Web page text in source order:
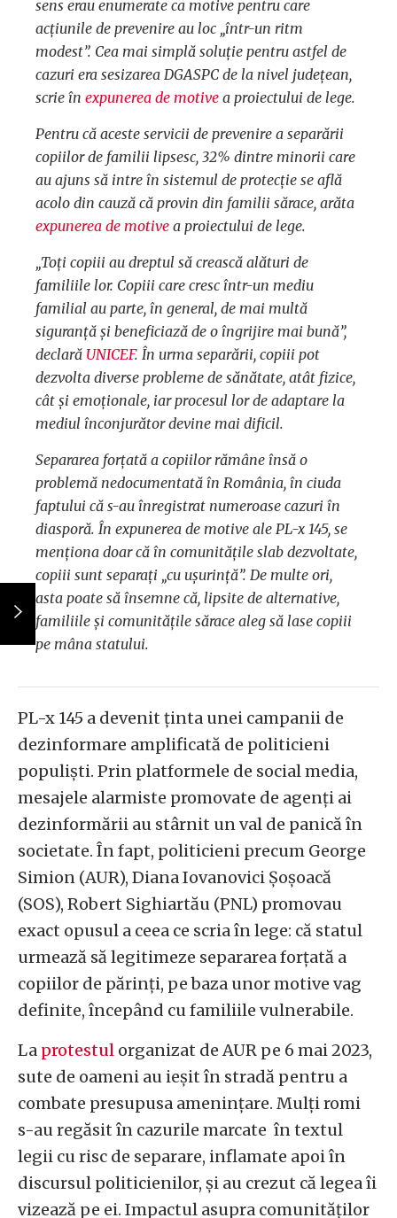
sens erau enumerate ca motive pentru care
acțiunile de prevenire au loc „într-un ritm
modest”. Cea mai simplă soluție pentru astfel de
cazuri era sesizarea DGASPC de la nivel județean,
scrie în expunerea de motive a proiectului de lege.
Pentru că aceste servicii de prevenire a separării
copiilor de familii lipsesc, 32% dintre minorii care
au ajuns să intre în sistemul de protecție se află
acolo din cauză că provin din familii sărace, arăta
expunerea de motive a proiectului de lege.
„Toți copiii au dreptul să crească alături de
familiile lor. Copiii care cresc într-un mediu
familial au parte, în general, de mai multă
siguranță și beneficiază de o îngrijire mai bună”,
declară UNICEF. În urma separării, copiii pot
dezvolta diverse probleme de sănătate, atât fizice,
cât și emoționale, iar procesul lor de adaptare la
mediul înconjurător devine mai dificil.
Separarea forțată a copiilor rămâne însă o
problemă nedocumentată în România, în ciuda
faptului că s-au înregistrat numeroase cazuri în
diasporă. În expunerea de motive ale PL-x 145, se
menționa doar că în comunitățile slab dezvoltate,
copiii sunt separați „cu ușurință”. De multe ori,
asta poate să însemne că, lipsite de alternative,
familiile și comunitățile sărace aleg să lase copiii
pe mâna statului.
PL-x 145 a devenit ținta unei campanii de
dezinformare amplificată de politicieni
populiști. Prin platformele de social media,
mesajele alarmiste promovate de agenți ai
dezinformării au stârnit un val de panică în
societate. În fapt, politicieni precum George
Simion (AUR), Diana Iovanovici Șoșoacă
(SOS), Robert Sighiartău (PNL) promovau
exact opusul a ceea ce scria în lege: că statul
urmează să legitimeze separarea forțată a
copiilor de părinți, pe baza unor motive vag
definite, începând cu familiile vulnerabile.
La protestul organizat de AUR pe 6 mai 2023,
sute de oameni au ieșit în stradă pentru a
combate presupusa amenințare. Mulți romi
s-au regăsit în cazurile marcate în textul
legii cu risc de separare, inflamate apoi în
discursul politicienilor, și au crezut că legea îi
vizează pe ei. Impactul asupra comunităților